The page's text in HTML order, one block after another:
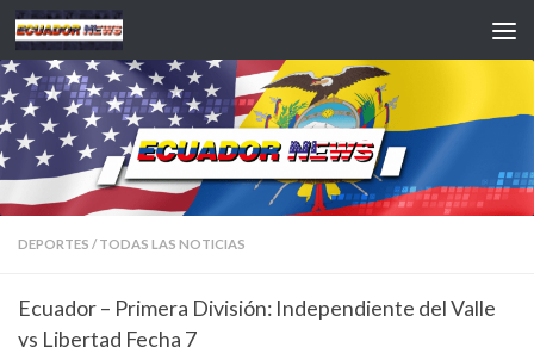
Saltar al contenido
DEPORTES / TODAS LAS NOTICIAS
Ecuador – Primera División: Independiente del Valle
vs Libertad Fecha 7